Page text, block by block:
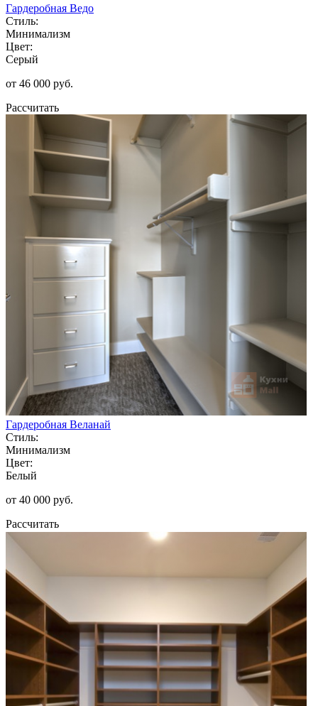
Гардеробная Ведо
Стиль:
Минимализм
Цвет:
Серый
от 46 000 руб.
Рассчитать
Гардеробная Веланай
Стиль:
Минимализм
Цвет:
Белый
от 40 000 руб.
Рассчитать